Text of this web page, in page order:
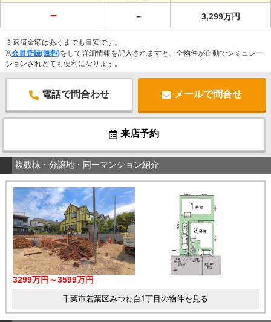
－ － 3,299万円
※返済金額はあくまでも目安です。
※会員登録(無料)をして詳細情報を記入されますと、全物件が自動でシミュレー
ションされとても便利になります。
電話で問合わせ メールで問合せ
来店予約
複数棟・分譲地・同一マンション紹介
3299万円～3599万円
千葉市若葉区みつわ台1丁目の物件を見る